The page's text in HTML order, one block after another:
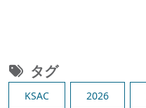
タグ
KSAC 2026